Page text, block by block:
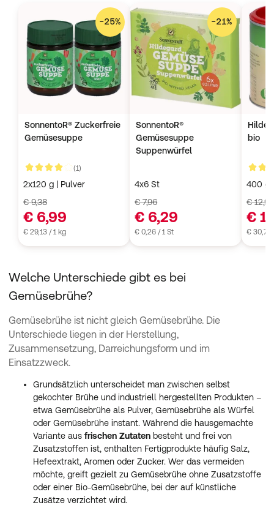
−25%
SonnentoR® Zuckerfreie
Gemüsesuppe
4 von 5 (1)
2x120 g | Pulver
€ 9,38
€ 6,99
€ 29,13 / 1 kg
−21%
SonnentoR®
Gemüsesuppe
Suppenwürfel
4x6 St
€ 7,96
€ 6,29
€ 0,26 / 1 St
bio
4 von
400 g
€ 12,99
€
€ 30,73
Welche Unterschiede gibt es bei
Gemüsebrühe?
Gemüsebrühe ist nicht gleich Gemüsebrühe. Die
Unterschiede liegen in der Herstellung,
Zusammensetzung, Darreichungsform und im
Einsatzzweck.
Grundsätzlich unterscheidet man zwischen selbst
gekochter Brühe und industriell hergestellten Produkten –
etwa Gemüsebrühe als Pulver, Gemüsebrühe als Würfel
oder Gemüsebrühe instant. Während die hausgemachte
Variante aus frischen Zutaten besteht und frei von
Zusatzstoffen ist, enthalten Fertigprodukte häufig Salz,
Hefeextrakt, Aromen oder Zucker. Wer das vermeiden
möchte, greift gezielt zu Gemüsebrühe ohne Zusatzstoffe
oder einer Bio-Gemüsebrühe, bei der auf künstliche
Zusätze verzichtet wird.